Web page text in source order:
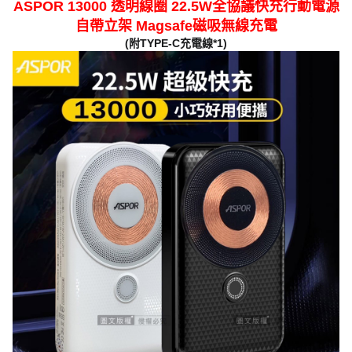
ASPOR 13000 透明線圈 22.5W全協議快充行動電源
自帶立架 Magsafe磁吸無線充電
(附TYPE-C充電線*1)